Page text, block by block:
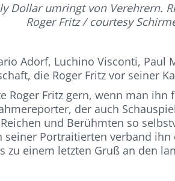
Dollar umringt von Verehrern.
Roger Fritz / courtesy
Adorf, Luchino Visconti,
die Roger Fritz vor seiner
Roger Fritz gern, wenn man
der auch
und Berühmten so
Portraitierten verband
zu einem letzten Gruß an den